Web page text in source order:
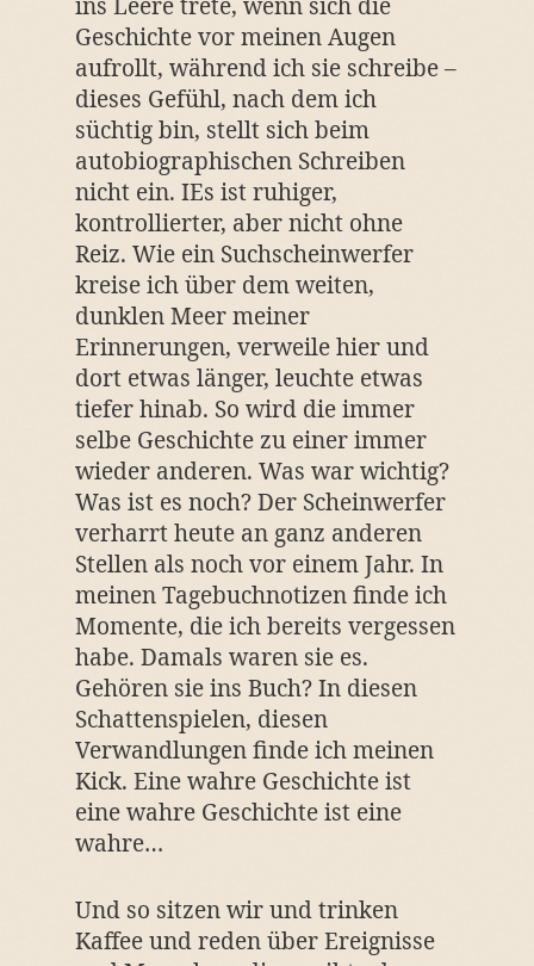
Geschichte vor meinen Augen
aufrollt, während ich sie schreibe –
dieses Gefühl, nach dem ich
süchtig bin, stellt sich beim
autobiographischen Schreiben
nicht ein. IEs ist ruhiger,
kontrollierter, aber nicht ohne
Reiz. Wie ein Suchscheinwerfer
kreise ich über dem weiten,
dunklen Meer meiner
Erinnerungen, verweile hier und
dort etwas länger, leuchte etwas
tiefer hinab. So wird die immer
selbe Geschichte zu einer immer
wieder anderen. Was war wichtig?
Was ist es noch? Der Scheinwerfer
verharrt heute an ganz anderen
Stellen als noch vor einem Jahr. In
meinen Tagebuchnotizen finde ich
Momente, die ich bereits vergessen
habe. Damals waren sie es.
Gehören sie ins Buch? In diesen
Schattenspielen, diesen
Verwandlungen finde ich meinen
Kick. Eine wahre Geschichte ist
eine wahre Geschichte ist eine
wahre…
Und so sitzen wir und trinken
Kaffee und reden über Ereignisse